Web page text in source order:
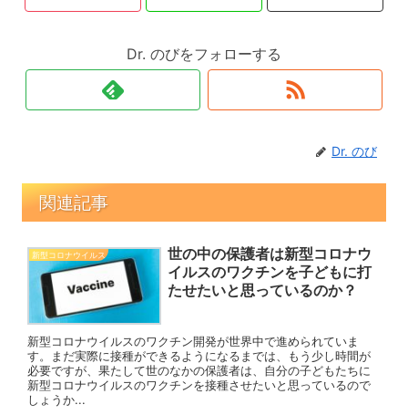
Dr. のびをフォローする
Dr. のび
関連記事
新型コロナウイルス
世の中の保護者は新型コロナウ
イルスのワクチンを子どもに打
たせたいと思っているのか？
新型コロナウイルスのワクチン開発が世界中で進められていま
す。まだ実際に接種ができるようになるまでは、もう少し時間が
必要ですが、果たして世のなかの保護者は、自分の子どもたちに
新型コロナウイルスのワクチンを接種させたいと思っているので
しょうか...